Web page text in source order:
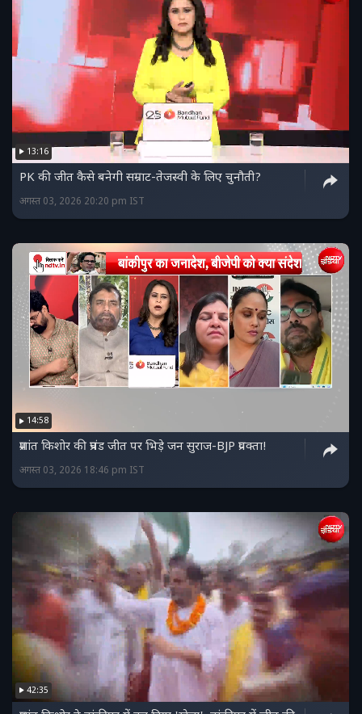
13:16
PK की जीत कैसे बनेगी सम्राट-तेजस्वी के लिए चुनौती?
अगस्त 03, 2026 20:20 pm IST
14:58
प्रशांत किशोर की प्रचंड जीत पर भिड़े जन सुराज-BJP प्रवक्ता!
अगस्त 03, 2026 18:46 pm IST
42:35